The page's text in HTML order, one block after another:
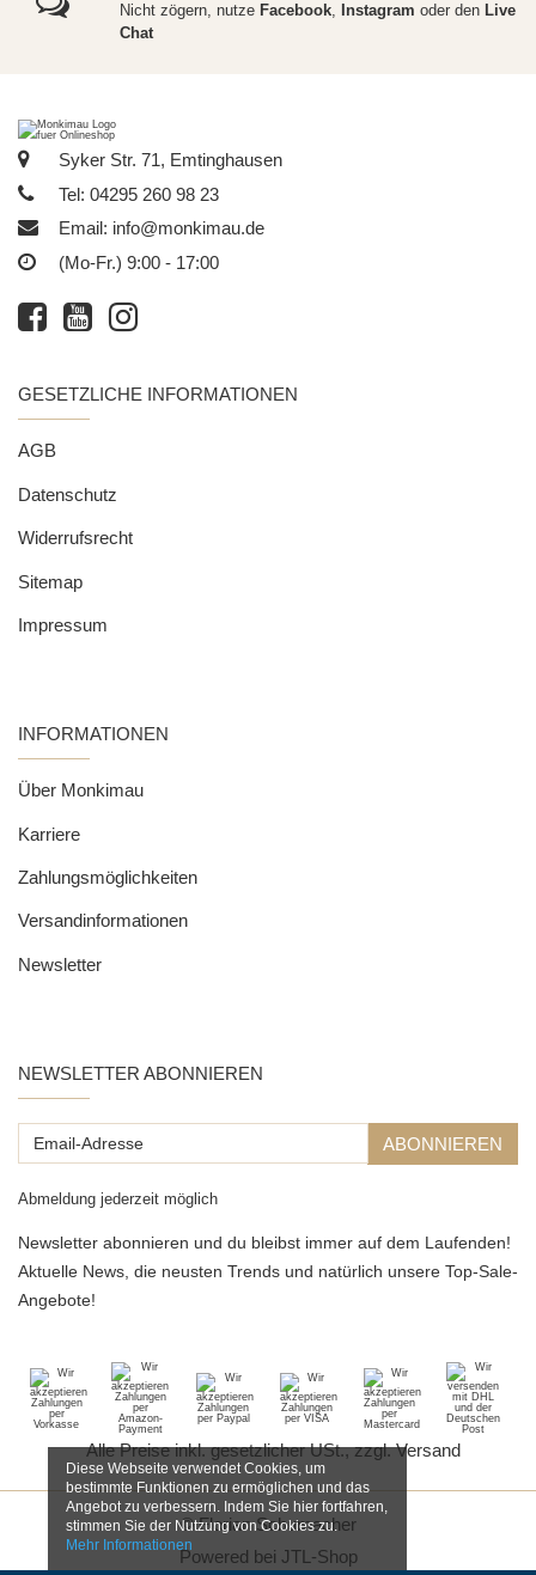
Nicht zögern, nutze Facebook, Instagram oder denLive
Chat
Syker Str. 71, Emtinghausen
Tel: 04295 260 98 23
Email: info@monkimau.de
(Mo-Fr.) 9:00 - 17:00
GESETZLICHE INFORMATIONEN
AGB
Datenschutz
Widerrufsrecht
Sitemap
Impressum
INFORMATIONEN
Über Monkimau
Karriere
Zahlungsmöglichkeiten
Versandinformationen
Newsletter
NEWSLETTER ABONNIEREN
Email-
ABONNIEREN
Abmeldung jederzeit möglich
Newsletter abonnieren und du bleibst immer auf dem Laufenden!
Aktuelle News, die neusten Trends und natürlich unsere Top-Sale-
Angebote!
*Alle Preise inkl. gesetzlicher USt., zzgl.Versand
© Florian Schumacher
Powered bei JTL-Shop
Diese Webseite verwendet Cookies, um
bestimmte Funktionen zu ermöglichen und das
Angebot zu verbessern. Indem Sie hier fortfahren,
stimmen Sie der Nutzung von Cookies zu.
Mehr Informationen